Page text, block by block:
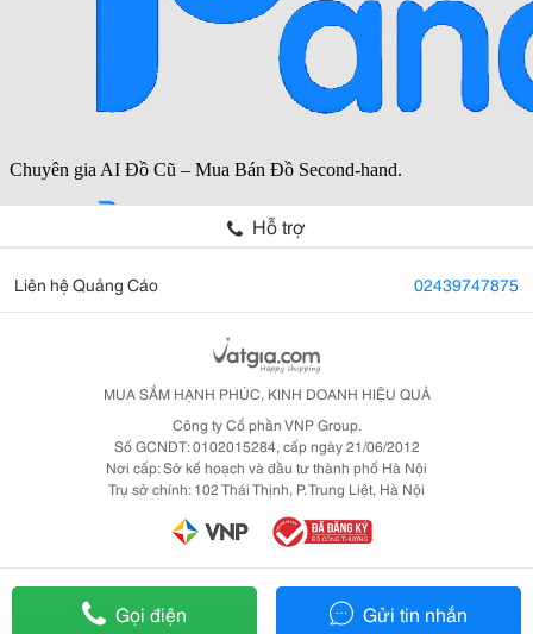
Gọi điện Gửi tin nhắn
Hỗ trợ
Liên hệ Quảng Cáo 02439747875
MUA SẮM HẠNH PHÚC, KINH DOANH HIỆU QUẢ
Công ty Cổ phần VNP Group.
Số GCNDT: 0102015284, cấp ngày 21/06/2012
Nơi cấp: Sở kế hoạch và đầu tư thành phố Hà Nội
Trụ sở chính: 102 Thái Thịnh, P. Trung Liệt, Hà Nội